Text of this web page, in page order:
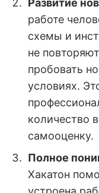
Развитие
работе
схемы и
не
пробовать
условиях.
количество
самооценку.
Полное
Хакатон